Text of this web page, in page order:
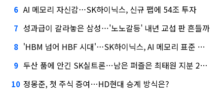
6 AI 메모리 자신감…SK하이닉스, 신규 팹에 54조 투자
7 성과급이 갈라놓은 삼성…'노노갈등' 내년 교섭 판 흔들까
8 'HBM 넘어 HBF 시대'…SK하이닉스, AI 메모리 표준 선점 나섰다
9 두산 품에 안긴 SK실트론…남은 퍼즐은 최태원 지분 29.4%
10 정몽준, 첫 주식 증여…HD현대 승계 방식은?